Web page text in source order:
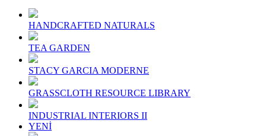
HANDCRAFTED NATURALS
TEA GARDEN
STACY GARCIA MODERNE
GRASSCLOTH RESOURCE LIBRARY
INDUSTRIAL INTERIORS II
YENİ